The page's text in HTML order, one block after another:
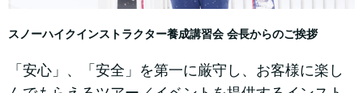
スノーハイクインストラクター養成講習会 会長からのご挨拶
「安心」、「安全」を第一に厳守し、お客様に楽し